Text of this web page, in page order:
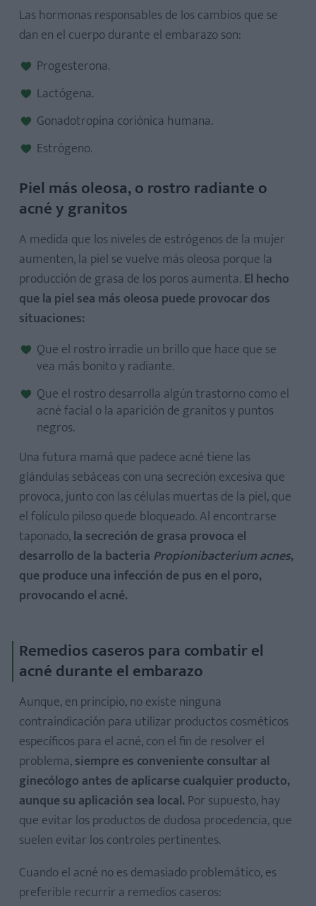
Las hormonas responsables de los cambios que se
dan en el cuerpo durante el embarazo son:
Progesterona.
Lactógena.
Gonadotropina coriónica humana.
Estrógeno.
Piel más oleosa, o rostro radiante o
acné y granitos
A medida que los niveles de estrógenos de la mujer
aumenten, la piel se vuelve más oleosa porque la
producción de grasa de los poros aumenta. El hecho
que la piel sea más oleosa puede provocar dos
situaciones:
Que el rostro irradie un brillo que hace que se
vea más bonito y radiante.
Que el rostro desarrolla algún trastorno como el
acné facial o la aparición de granitos y puntos
negros.
Una futura mamá que padece acné tiene las
glándulas sebáceas con una secreción excesiva que
provoca, junto con las células muertas de la piel, que
el folículo piloso quede bloqueado. Al encontrarse
taponado,la secreción de grasa provoca el
desarrollo de la bacteria Propionibacterium acnes,
que produce una infección de pus en el poro,
provocando el acné.
Remedios caseros para combatir el
acné durante el embarazo
Aunque, en principio, no existe ninguna
contraindicación para utilizar productos cosméticos
específicos para el acné, con el fin de resolver el
problema,siempre es conveniente consultar al
ginecólogo antes de aplicarse cualquier producto,
aunque su aplicación sea local. Por supuesto, hay
que evitar los productos de dudosa procedencia, que
suelen evitar los controles pertinentes.
Cuando el acné no es demasiado problemático, es
preferible recurrir a remedios caseros: